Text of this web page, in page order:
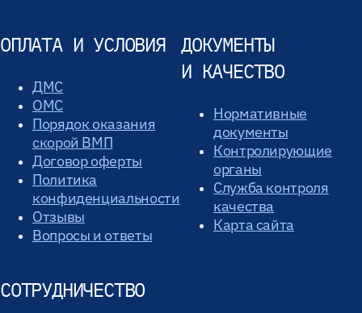
ОПЛАТА И УСЛОВИЯ
ДМС
ОМС
Порядок оказания
скорой ВМП
Договор оферты
Политика
конфиденциальности
Отзывы
Вопросы и ответы
ДОКУМЕНТЫ
И КАЧЕСТВО
Нормативные
документы
Контролирующие
органы
Служба контроля
качества
Карта сайта
СОТРУДНИЧЕСТВО